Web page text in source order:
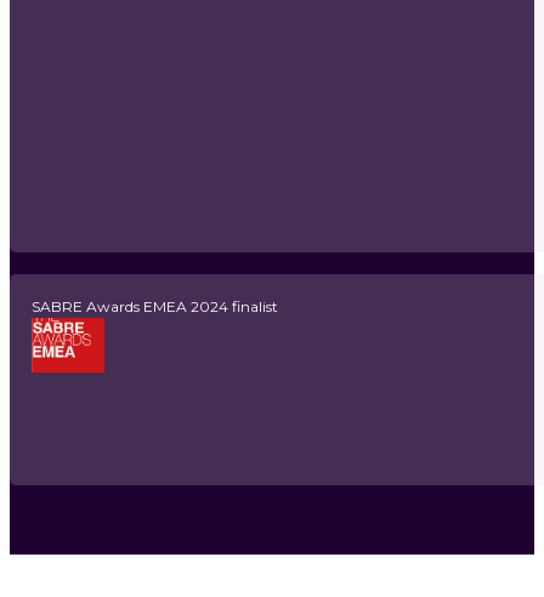
SABRE Awards EMEA 2024 finalist